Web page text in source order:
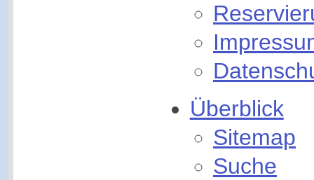
Überblick
Sitemap
Suche